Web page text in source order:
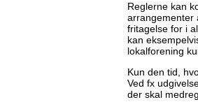
Reglerne kan
arrangementer
fritagelse for i
kan
lokalforening
Kun den tid,
Ved fx
der skal